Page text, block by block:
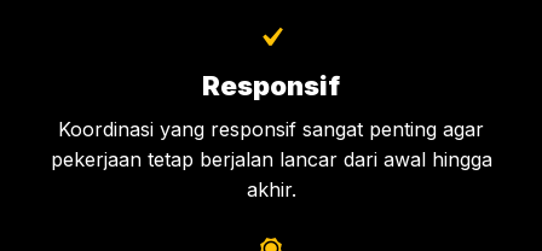
Responsif
Koordinasi yang responsif sangat penting agar
pekerjaan tetap berjalan lancar dari awal hingga
akhir.